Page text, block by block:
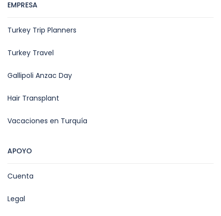
EMPRESA
Turkey Trip Planners
Turkey Travel
Gallipoli Anzac Day
Hair Transplant
Vacaciones en Turquía
APOYO
Cuenta
Legal